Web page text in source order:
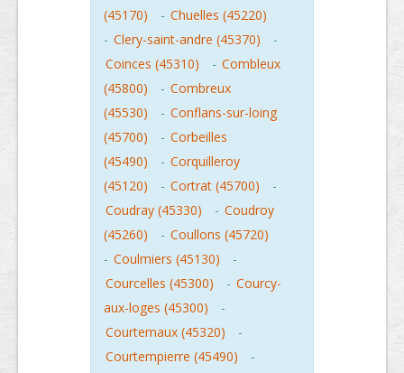
(45170)
- Chuelles (45220)
- Clery-saint-andre (45370)
-
Coinces (45310)
- Combleux
(45800)
- Combreux
(45530)
- Conflans-sur-loing
(45700)
- Corbeilles
(45490)
- Corquilleroy
(45120)
- Cortrat (45700)
-
Coudray (45330)
- Coudroy
(45260)
- Coullons (45720)
- Coulmiers (45130)
-
Courcelles (45300)
- Courcy-
aux-loges (45300)
-
Courtemaux (45320)
-
Courtempierre (45490)
-